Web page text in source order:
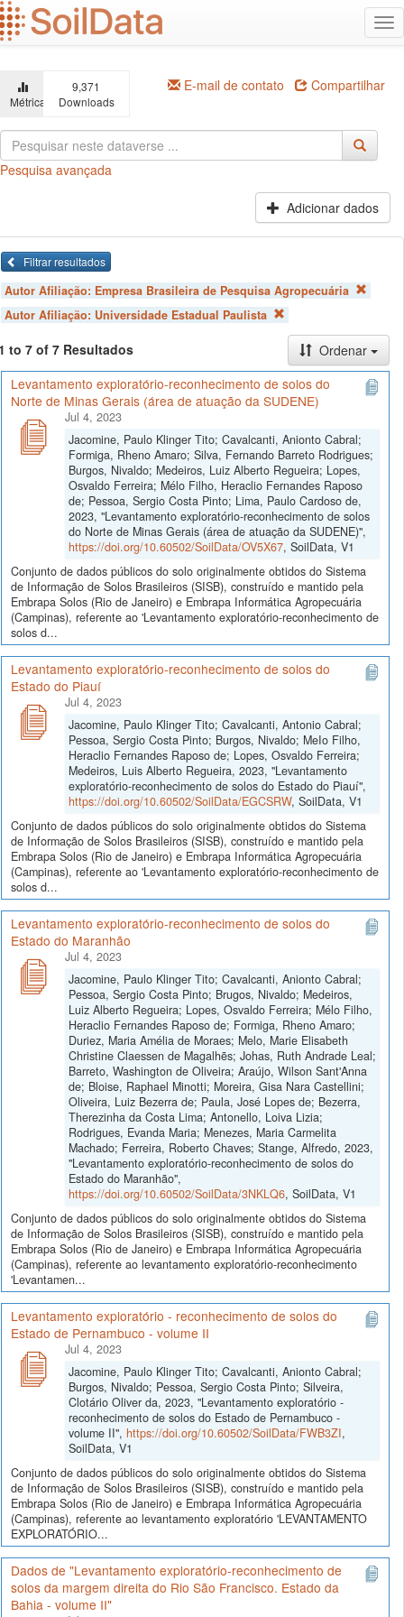
Ir
para
o
principal
Métricas
9,371
Downloads
E-mail de contato Compartilhar
Pesquisa avançada
Adicionar dados
Filtrar resultados
Autor Afiliação: Empresa Brasileira de Pesquisa Agropecuária
Autor Afiliação: Universidade Estadual Paulista
to 7 of 7 Resultados
Ordenar
Levantamento exploratório-reconhecimento de solos do
Norte de Minas Gerais (área de atuação da SUDENE)
Jul 4, 2023
Jacomine, Paulo Klinger Tito; Cavalcanti, Anionto Cabral;
Formiga, Rheno Amaro; Silva, Fernando Barreto Rodrigues;
Burgos, Nivaldo; Medeiros, Luiz Alberto Regueira; Lopes,
Osvaldo Ferreira; Mélo Filho, Heraclio Fernandes Raposo
de; Pessoa, Sergio Costa Pinto; Lima, Paulo Cardoso de,
2023, "Levantamento exploratório-reconhecimento de solos
do Norte de Minas Gerais (área de atuação da SUDENE)",
https://doi.org/10.60502/SoilData/OV5X67, SoilData, V1
Conjunto de dados públicos do solo originalmente obtidos do Sistema
de Informação de Solos Brasileiros (SISB), construído e mantido pela
Embrapa Solos (Rio de Janeiro) e Embrapa Informática Agropecuária
(Campinas), referente ao 'Levantamento exploratório-reconhecimento de
solos d...
Levantamento exploratório-reconhecimento de solos do
Estado do Piauí
Jul 4, 2023
Jacomine, Paulo Klinger Tito; Cavalcanti, Antonio Cabral;
Pessoa, Sergio Costa Pinto; Burgos, Nivaldo; MeIo Filho,
Heraclio Fernandes Raposo de; Lopes, Osvaldo Ferreira;
Medeiros, Luis Alberto Regueira, 2023, "Levantamento
exploratório-reconhecimento de solos do Estado do Piauí",
https://doi.org/10.60502/SoilData/EGCSRW, SoilData, V1
Conjunto de dados públicos do solo originalmente obtidos do Sistema
de Informação de Solos Brasileiros (SISB), construído e mantido pela
Embrapa Solos (Rio de Janeiro) e Embrapa Informática Agropecuária
(Campinas), referente ao 'Levantamento exploratório-reconhecimento de
solos d...
Levantamento exploratório-reconhecimento de solos do
Estado do Maranhão
Jul 4, 2023
Jacomine, Paulo Klinger Tito; Cavalcanti, Anionto Cabral;
Pessoa, Sergio Costa Pinto; Brugos, Nivaldo; Medeiros,
Luiz Alberto Regueira; Lopes, Osvaldo Ferreira; Mélo Filho,
Heraclio Fernandes Raposo de; Formiga, Rheno Amaro;
Duriez, Maria Amélia de Moraes; Melo, Marie Elisabeth
Christine Claessen de Magalhẽs; Johas, Ruth Andrade Leal;
Barreto, Washington de Oliveira; Araújo, Wilson Sant'Anna
de; Bloise, Raphael Minotti; Moreira, Gisa Nara Castellini;
Oliveira, Luiz Bezerra de; Paula, José Lopes de; Bezerra,
Therezinha da Costa Lima; Antonello, Loiva Lizia;
Rodrigues, Evanda Maria; Menezes, Maria Carmelita
Machado; Ferreira, Roberto Chaves; Stange, Alfredo, 2023,
"Levantamento exploratório-reconhecimento de solos do
Estado do Maranhão",
https://doi.org/10.60502/SoilData/3NKLQ6, SoilData, V1
Conjunto de dados públicos do solo originalmente obtidos do Sistema
de Informação de Solos Brasileiros (SISB), construído e mantido pela
Embrapa Solos (Rio de Janeiro) e Embrapa Informática Agropecuária
(Campinas), referente ao levantamento exploratório-reconhecimento
'Levantamen...
Levantamento exploratório - reconhecimento de solos do
Estado de Pernambuco - volume II
Jul 4, 2023
Jacomine, Paulo Klinger Tito; Cavalcanti, Anionto Cabral;
Burgos, Nivaldo; Pessoa, Sergio Costa Pinto; Silveira,
Clotário Oliver da, 2023, "Levantamento exploratório -
reconhecimento de solos do Estado de Pernambuco -
volume II", https://doi.org/10.60502/SoilData/FWB3ZI,
SoilData, V1
Conjunto de dados públicos do solo originalmente obtidos do Sistema
de Informação de Solos Brasileiros (SISB), construído e mantido pela
Embrapa Solos (Rio de Janeiro) e Embrapa Informática Agropecuária
(Campinas), referente ao levantamento exploratório 'LEVANTAMENTO
EXPLORATÓRIO...
Dados de "Levantamento exploratório-reconhecimento de
solos da margem direita do Rio São Francisco. Estado da
Bahia - volume II"